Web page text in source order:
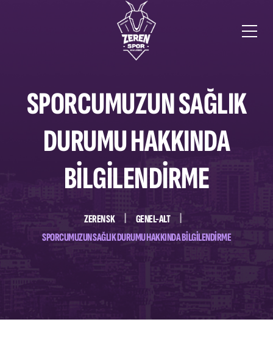
SPORCUMUZUN SAĞLIK
DURUMU HAKKINDA
BILGILENDIRME
ZEREN SK
GENEL-ALT
SPORCUMUZUN SAĞLIK DURUMU HAKKINDA BILGILENDIRME